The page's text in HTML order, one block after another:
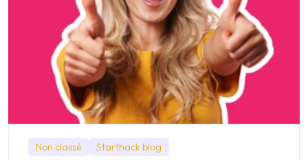
Non classé Starthack blog